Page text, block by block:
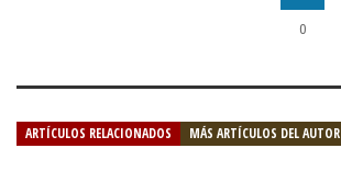
0
ARTÍCULOS RELACIONADOS MÁS ARTÍCULOS DEL AUTOR